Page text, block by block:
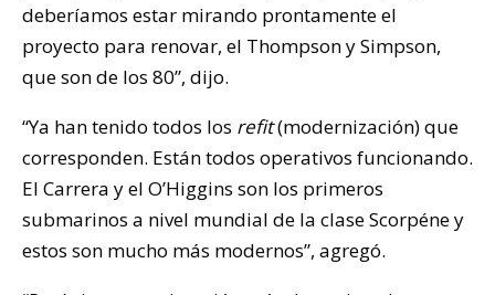
deberíamos estar mirando prontamente el
proyecto para renovar, el Thompson y Simpson,
que son de los 80”, dijo.
“Ya han tenido todos los refit(modernización) que
corresponden. Están todos operativos funcionando.
El Carrera y el O’Higgins son los primeros
submarinos a nivel mundial de la clase Scorpéne y
estos son mucho más modernos”, agregó.